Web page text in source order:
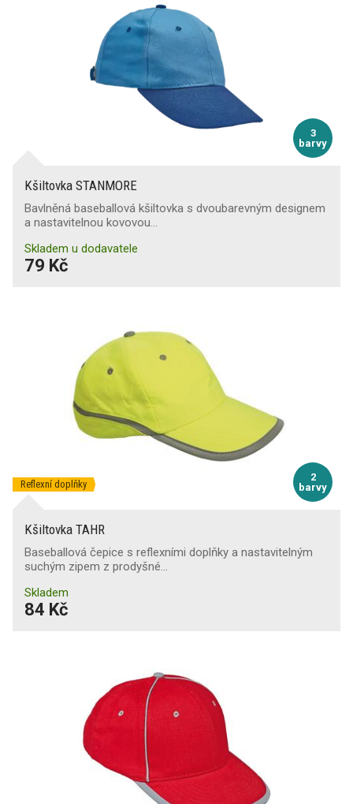
3
barvy
Kšiltovka STANMORE
Bavlněná baseballová kšiltovka s dvoubarevným designem
a nastavitelnou kovovou…
Skladem u dodavatele
79 Kč
2
barvy
Reflexní doplňky
Kšiltovka TAHR
Baseballová čepice s reflexními doplňky a nastavitelným
suchým zipem z prodyšné…
Skladem
84 Kč